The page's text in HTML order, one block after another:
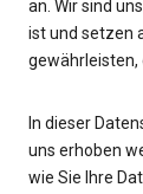
an. Wir sind
ist und setzen
gewährleisten,
In dieser
uns erhoben
wie Sie Ihre